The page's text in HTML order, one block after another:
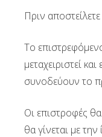
Πριν
Το
μεταχειριστεί
συνοδεύουν το
Οι επιστροφές
θα γίνεται με